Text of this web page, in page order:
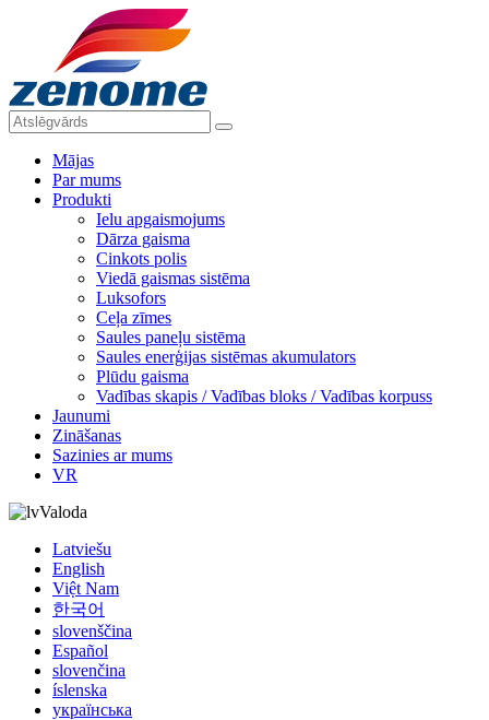
Mājas
Par mums
Produkti
Ielu apgaismojums
Dārza gaisma
Cinkots polis
Viedā gaismas sistēma
Luksofors
Ceļa zīmes
Saules paneļu sistēma
Saules enerģijas sistēmas akumulators
Plūdu gaisma
Vadības skapis / Vadības bloks / Vadības korpuss
Jaunumi
Zināšanas
Sazinies ar mums
VR
Valoda
Latviešu
English
Việt Nam
한국어
slovenščina
Español
slovenčina
íslenska
українська